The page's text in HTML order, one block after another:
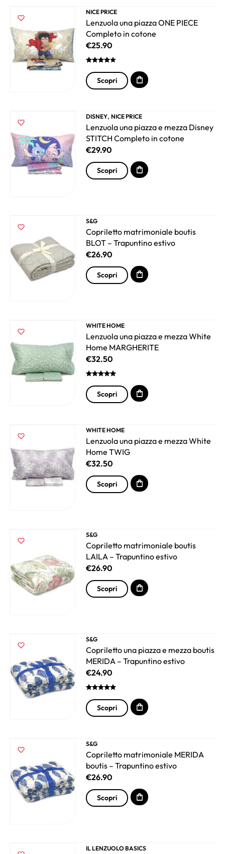
NICE PRICE
Lenzuola una piazza ONE PIECE
Completo in cotone
€25.90
Scopri
DISNEY, NICE PRICE
Lenzuola una piazza e mezza Disney
STITCH Completo in cotone
€29.90
Scopri
S&G
Copriletto matrimoniale boutis
BLOT – Trapuntino estivo
€26.90
Scopri
WHITE HOME
Lenzuola una piazza e mezza White
Home MARGHERITE
€32.50
Scopri
WHITE HOME
Lenzuola una piazza e mezza White
Home TWIG
€32.50
Scopri
S&G
Copriletto matrimoniale boutis
LAILA – Trapuntino estivo
€26.90
Scopri
S&G
Copriletto una piazza e mezza boutis
MERIDA – Trapuntino estivo
€24.90
Scopri
S&G
Copriletto matrimoniale MERIDA
boutis – Trapuntino estivo
€26.90
Scopri
IL LENZUOLO BASICS